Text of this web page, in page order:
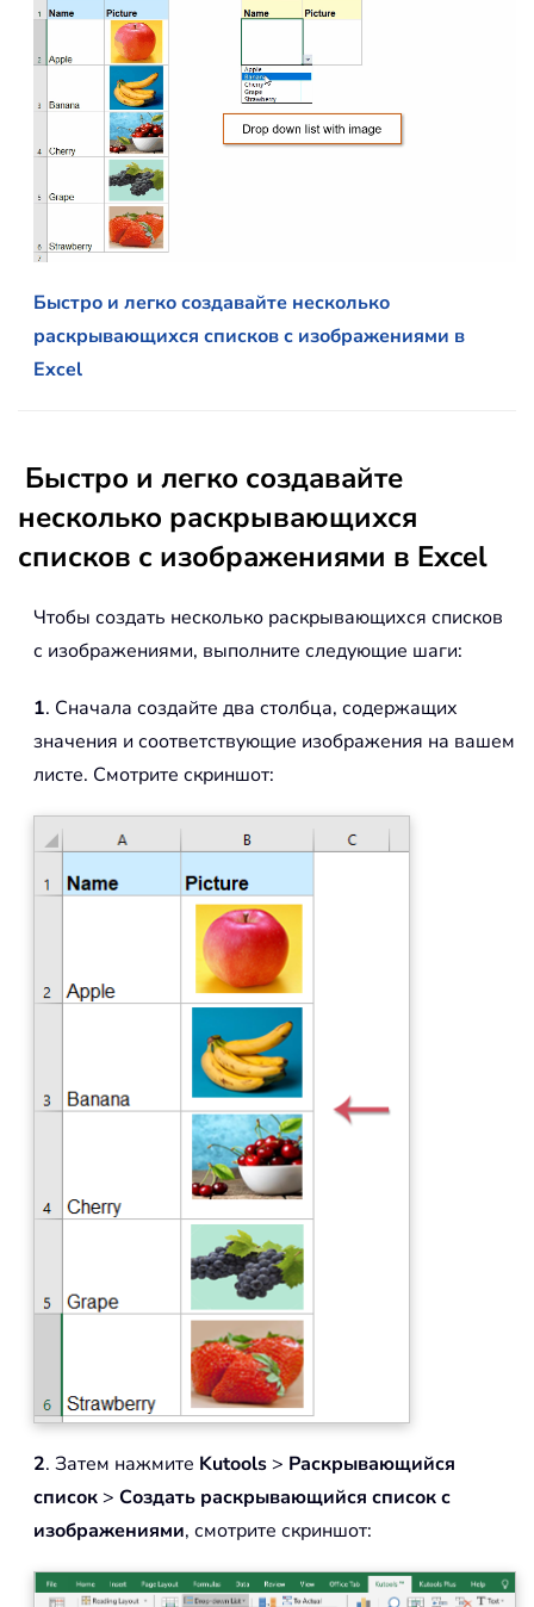
Быстро и легко создавайте несколько
раскрывающихся списков с изображениями в
Excel
Быстро и легко создавайте
несколько раскрывающихся
списков с изображениями в Excel
Чтобы создать несколько раскрывающихся списков
с изображениями, выполните следующие шаги:
1. Сначала создайте два столбца, содержащих
значения и соответствующие изображения на вашем
листе. Смотрите скриншот:
2. Затем нажмите Kutools > Раскрывающийся
список > Создать раскрывающийся список с
изображениями, смотрите скриншот: